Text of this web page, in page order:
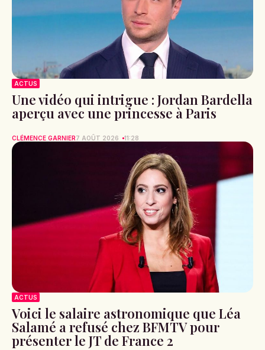
ACTUS
Une vidéo qui intrigue : Jordan Bardella
aperçu avec une princesse à Paris
CLÉMENCE GARNIER7 AOÛT 2026 11:28
ACTUS
Voici le salaire astronomique que Léa
Salamé a refusé chez BFMTV pour
présenter le JT de France 2